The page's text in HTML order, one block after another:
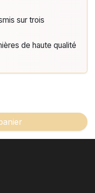
sur trois
de haute qualité